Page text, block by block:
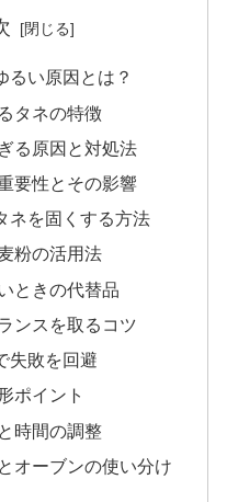
るい原因とは？
タネの特徴
る原因と対処法
要性とその影響
ネを固くする方法
粉の活用法
ときの代替品
ンスを取るコツ
失敗を回避
ポイント
時間の調整
オーブンの使い分け